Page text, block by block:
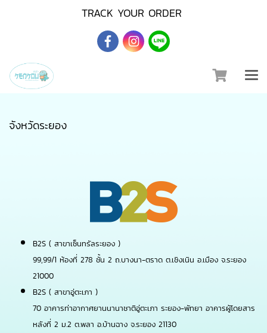
TRACK YOUR ORDER
จังหวัดระยอง
B2S ( สาขาเซ็นทรัลระยอง )
99,99/1 ห้องที่ 278 ชั้น 2 ถ.บางนา-ตราด ต.เชิงเนิน อ.เมือง จ.ระยอง
21000
B2S ( สาขาอู่ตะเภา )
70 อาคารท่าอากาศยานนานาชาติอู่ตะเภา ระยอง-พัทยา อาคารผู้โดยสาร
หลังที่ 2 ม.2 ต.พลา อ.บ้านฉาง จ.ระยอง 21130